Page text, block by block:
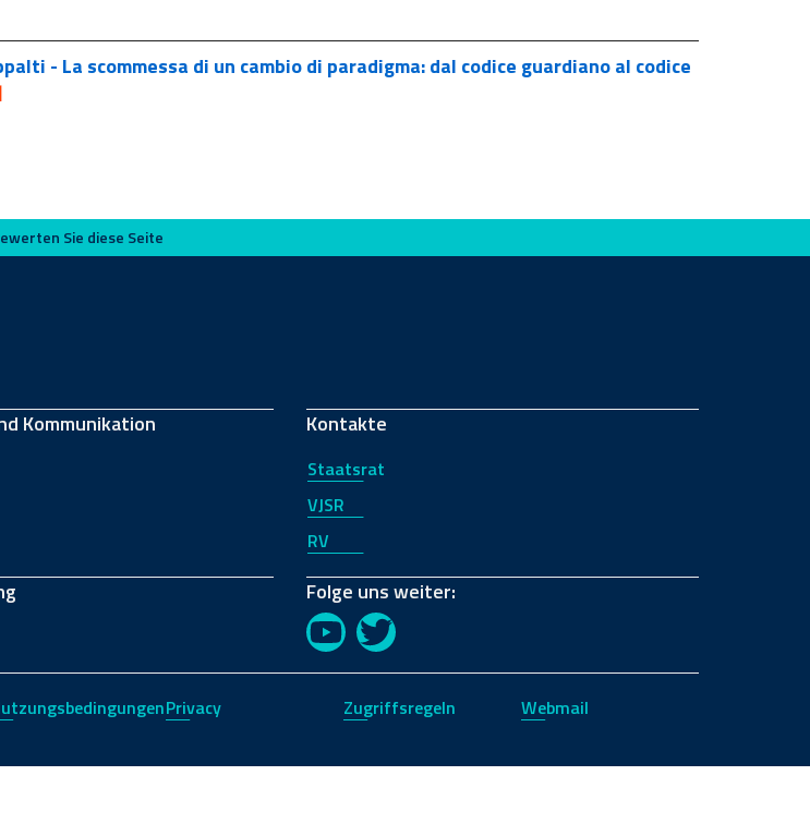
- La scommessa di un cambio di paradigma: dal codice guardiano al codice
Sie diese Seite
Kommunikation Kontakte
Staatsrat
VJSR
RV
Folge uns weiter:
YouTubeTwitter
Privacy Zugriffsregeln Webmail